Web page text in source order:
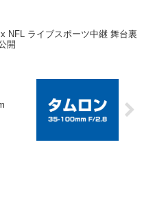
NFL ライブスポーツ中継 舞台裏
開